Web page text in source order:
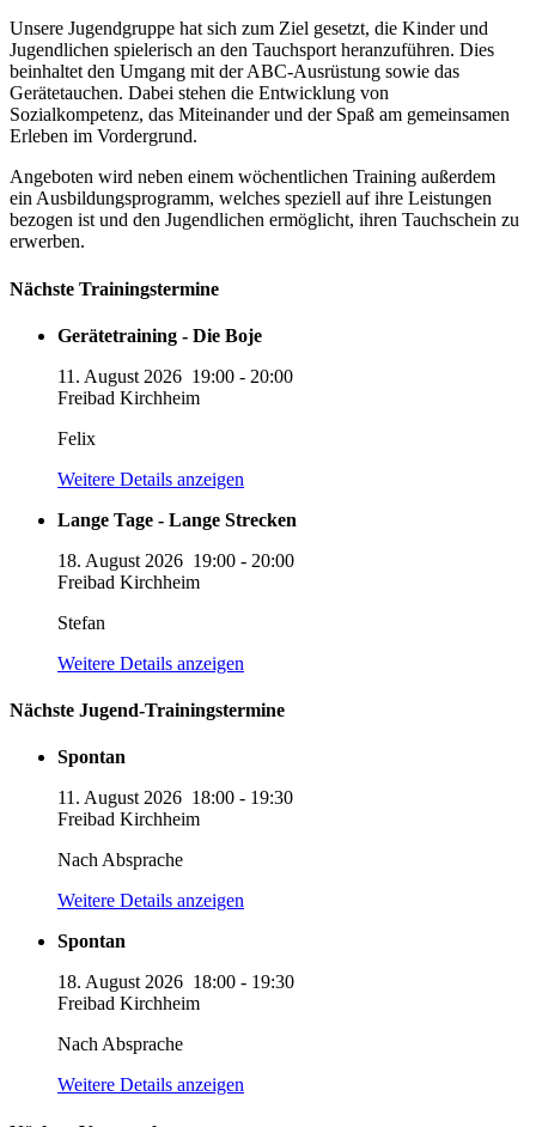
Unsere Jugendgruppe hat sich zum Ziel gesetzt, die Kinder und
Jugendlichen spielerisch an den Tauchsport heranzuführen. Dies
beinhaltet den Umgang mit der ABC-Ausrüstung sowie das
Gerätetauchen. Dabei stehen die Entwicklung von
Sozialkompetenz, das Miteinander und der Spaß am gemeinsamen
Erleben im Vordergrund.
Angeboten wird neben einem wöchentlichen Training außerdem
ein Ausbildungsprogramm, welches speziell auf ihre Leistungen
bezogen ist und den Jugendlichen ermöglicht, ihren Tauchschein zu
erwerben.
Nächste Trainingstermine
Gerätetraining - Die Boje
11. August 2026 19:00 - 20:00
Freibad Kirchheim
Felix
Weitere Details anzeigen
Lange Tage - Lange Strecken
18. August 2026 19:00 - 20:00
Freibad Kirchheim
Stefan
Weitere Details anzeigen
Nächste Jugend-Trainingstermine
Spontan
11. August 2026 18:00 - 19:30
Freibad Kirchheim
Nach Absprache
Weitere Details anzeigen
Spontan
18. August 2026 18:00 - 19:30
Freibad Kirchheim
Nach Absprache
Weitere Details anzeigen